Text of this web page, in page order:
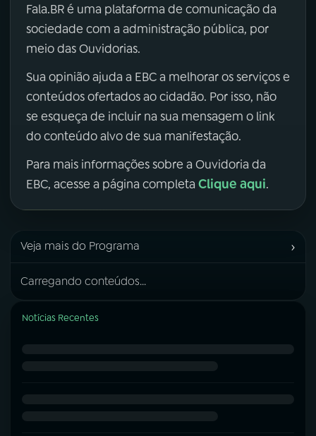
Fala.BR é uma plataforma de comunicação da
sociedade com a administração pública, por
meio das Ouvidorias.
Sua opinião ajuda a EBC a melhorar os serviços e
conteúdos ofertados ao cidadão. Por isso, não
se esqueça de incluir na sua mensagem o link
do conteúdo alvo de sua manifestação.
Para mais informações sobre a Ouvidoria da
EBC, acesse a página completa Clique aqui.
Veja mais do Programa ›
Carregando conteúdos...
Notícias Recentes